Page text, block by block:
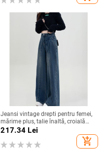
Jeansi vintage drepti pentru femei,
mărime plus, talie înaltă, croială
lejeră, siluetă pară, pantaloni largi
217.34 Lei
add_shopping_cart